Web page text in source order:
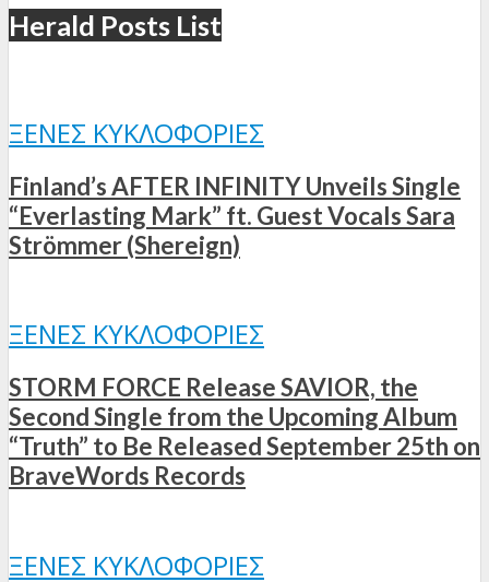
Herald Posts List
ΞΈΝΕΣ ΚΥΚΛΟΦΟΡΊΕΣ
Finland’s AFTER INFINITY Unveils Single
“Everlasting Mark” ft. Guest Vocals Sara
Strömmer (Shereign)
ΞΈΝΕΣ ΚΥΚΛΟΦΟΡΊΕΣ
STORM FORCE Release SAVIOR, the
Second Single from the Upcoming Album
“Truth” to Be Released September 25th on
BraveWords Records
ΞΈΝΕΣ ΚΥΚΛΟΦΟΡΊΕΣ